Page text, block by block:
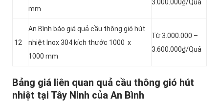
mm
3.000.000₫/Quả
12
An Bình báo giá quả cầu thông gió hút
nhiệt Inox 304 kích thước 1000 x
1000 mm
Từ 3.000.000 –
3.600.000₫/Quả
Bảng giá liên quan quả cầu thông gió hút
nhiệt tại Tây Ninh của An Bình